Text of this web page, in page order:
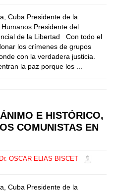
Cuba Presidente de la
Presidente del
de la Libertad Con todo el
los crímenes de grupos
con la verdadera justicia.
la paz porque los ...
E HISTÓRICO,
COMUNISTAS EN
Dr. OSCAR ELIAS BISCET
Cuba Presidente de la